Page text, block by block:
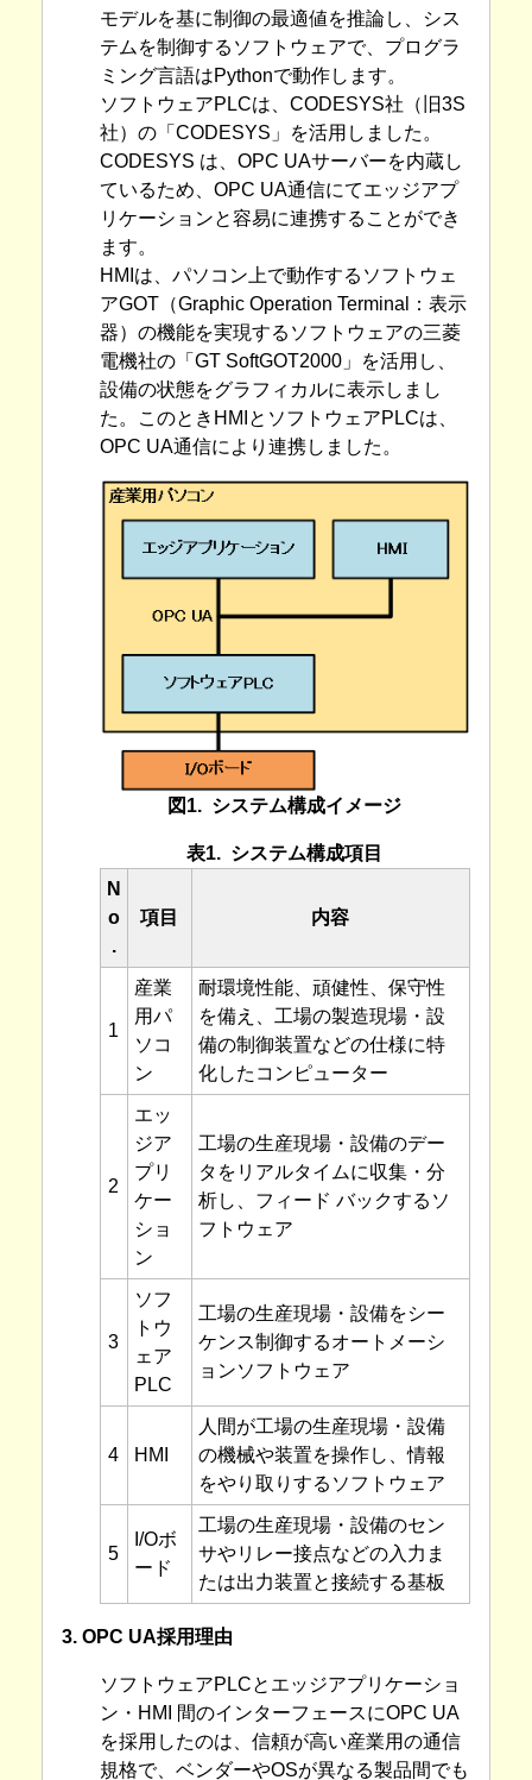
モデルを基に制御の最適値を推論し、シス
テムを制御するソフトウェアで、プログラ
ミング言語はPythonで動作します。
ソフトウェアPLCは、CODESYS社（旧3S
社）の「CODESYS」を活用しました。
CODESYS は、OPC UAサーバーを内蔵し
ているため、OPC UA通信にてエッジアプ
リケーションと容易に連携することができ
ます。
HMIは、パソコン上で動作するソフトウェ
アGOT（Graphic Operation Terminal：表示
器）の機能を実現するソフトウェアの三菱
電機社の「GT SoftGOT2000」を活用し、
設備の状態をグラフィカルに表示しまし
た。このときHMIとソフトウェアPLCは、
OPC UA通信により連携しました。
図1. システム構成イメージ
表1. システム構成項目
N
o
.
項目 内容
1
産業
用パ
ソコ
ン
耐環境性能、頑健性、保守性
を備え、工場の製造現場・設
備の制御装置などの仕様に特
化したコンピューター
2
エッ
ジア
プリ
ケー
ショ
ン
工場の生産現場・設備のデー
タをリアルタイムに収集・分
析し、フィード バックするソ
フトウェア
3
ソフ
トウ
ェア
PLC
工場の生産現場・設備をシー
ケンス制御するオートメーシ
ョンソフトウェア
4 HMI
人間が工場の生産現場・設備
の機械や装置を操作し、情報
をやり取りするソフトウェア
5
I/Oボ
ード
工場の生産現場・設備のセン
サやリレー接点などの入力ま
たは出力装置と接続する基板
3. OPC UA採用理由
ソフトウェアPLCとエッジアプリケーショ
ン・HMI 間のインターフェースにOPC UA
を採用したのは、信頼が高い産業用の通信
規格で、ベンダーやOSが異なる製品間でも